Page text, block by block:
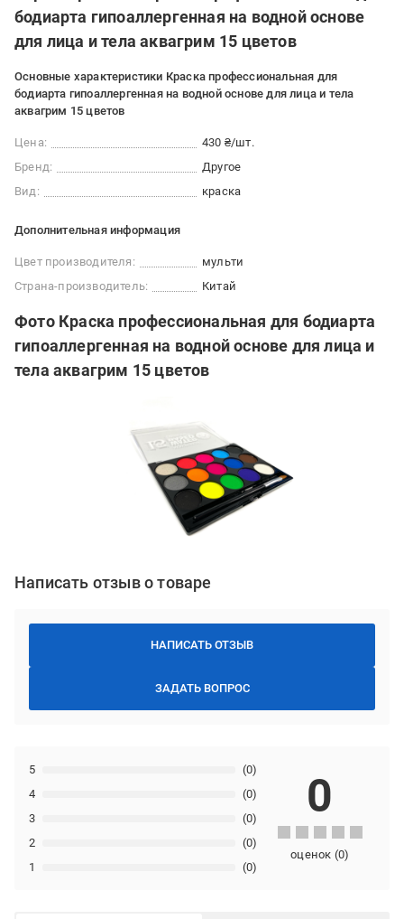
бодиарта гипоаллергенная на водной основе
для лица и тела аквагрим 15 цветов
Основные характеристики Краска профессиональная для
бодиарта гипоаллергенная на водной основе для лица и тела
аквагрим 15 цветов
Цена:
430 ₴/шт.
Бренд:
Другое
Вид:
краска
Дополнительная информация
Цвет производителя:
мульти
Страна-производитель:
Китай
Фото Краска профессиональная для бодиарта
гипоаллергенная на водной основе для лица и
тела аквагрим 15 цветов
Написать отзыв о товаре
НАПИСАТЬ ОТЗЫВ
ЗАДАТЬ ВОПРОС
1 (0)
2 (0)
3 (0)
4 (0)
5 (0)
0
оценок (0)